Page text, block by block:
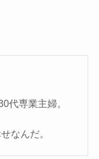
代専業主婦。
なんだ。